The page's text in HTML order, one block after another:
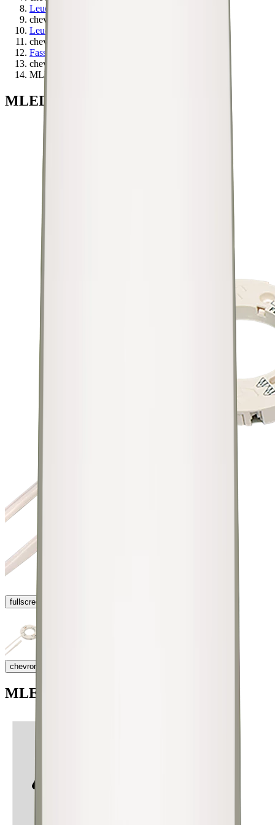
Leuchten
chevron_right
Leuchtenzubehör
chevron_right
Fassungen
chevron_right
MLED Fassungen
MLED Fassungen
fullscreen
chevron_right
MLED Fassungen